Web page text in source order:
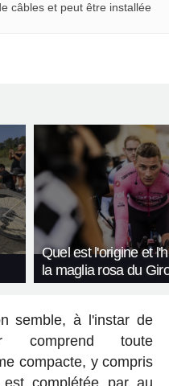
câbles et peut être installée
Quel est l'origine et
la maglia rosa du
semble, à l'instar de
comprend toute
compacte, y compris